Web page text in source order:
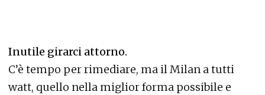
Inutile girarci attorno.
C’è tempo per rimediare, ma il Milan a tutti
watt, quello nella miglior forma possibile e